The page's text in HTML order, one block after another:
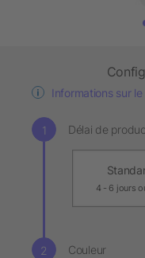
Informations sur
Délai de
4 - 6 jours
Couleur